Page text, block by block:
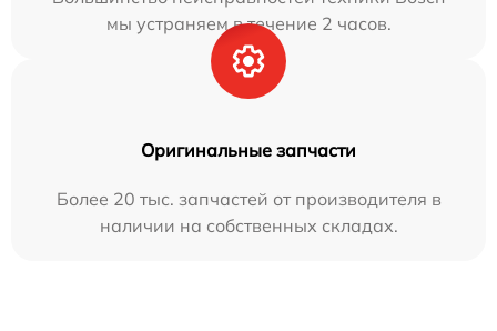
мы устраняем в течение 2 часов.
Оригинальные запчасти
Более 20 тыс. запчастей от производителя в
наличии на собственных складах.